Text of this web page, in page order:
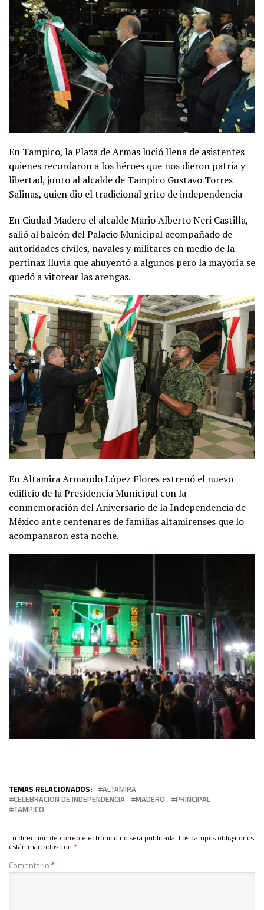
En Tampico, la Plaza de Armas lució llena de asistentes
quienes recordaron a los héroes que nos dieron patria y
libertad, junto al alcalde de Tampico Gustavo Torres
Salinas, quien dio el tradicional grito de independencia
En Ciudad Madero el alcalde Mario Alberto Neri Castilla,
salió al balcón del Palacio Municipal acompañado de
autoridades civiles, navales y militares en medio de la
pertinaz lluvia que ahuyentó a algunos pero la mayoría se
quedó a vitorear las arengas.
En Altamira Armando López Flores estrenó el nuevo
edificio de la Presidencia Municipal con la
conmemoración del Aniversario de la Independencia de
México ante centenares de familias altamirenses que lo
acompañaron esta noche.
TEMAS RELACIONADOS:
ALTAMIRA
CELEBRACION DE INDEPENDENCIA
MADERO
PRINCIPAL
TAMPICO
Tu dirección de correo electrónico no será publicada. Los campos obligatorios
están marcados con *
Comentario*